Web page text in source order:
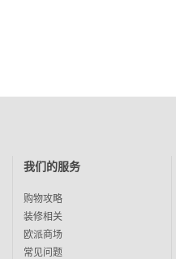
我们的服务
购物攻略
装修相关
欧派商场
常见问题